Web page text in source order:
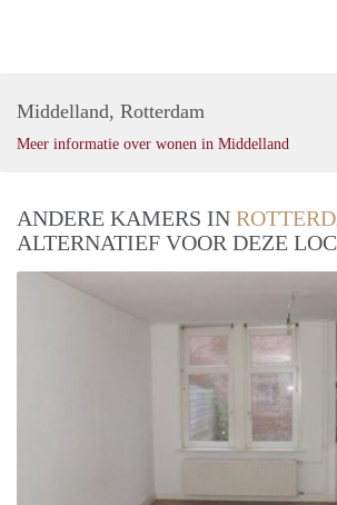
Middelland, Rotterdam
Meer informatie over wonen in Middelland
ANDERE KAMERS IN
ALTERNATIEF VOOR DEZE